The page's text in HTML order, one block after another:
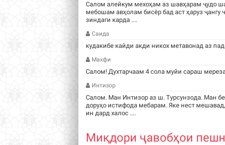
Салом алейкум мехоҳам аз шавҳарам ҷудо
мебошам авҳолам бисёр бад аст ҳаруз
зиндаги карда ....
Саида
кудакибе кайди акди никох метавонад аз
Махфи
Салом! Духтарчаам 4 сола муйи сараш
Интизор
Салом. Ман Интизор аз ш. Турсунзода. Ман
доруҳо истифода мебарам. Яке нест
ин дард халос ....
Миқдори ҷавобҳои